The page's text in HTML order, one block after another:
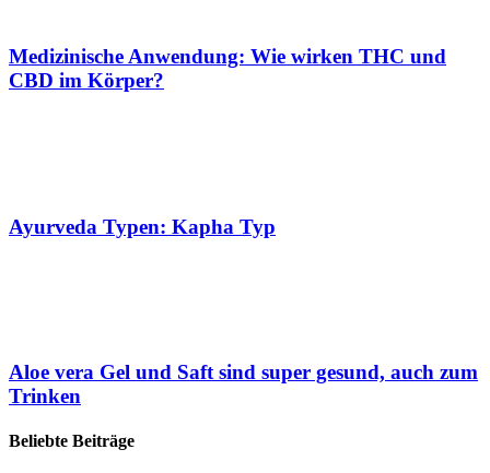
Medizinische Anwendung: Wie wirken THC und
CBD im Körper?
Ayurveda Typen: Kapha Typ
Aloe vera Gel und Saft sind super gesund, auch zum
Trinken
Beliebte Beiträge